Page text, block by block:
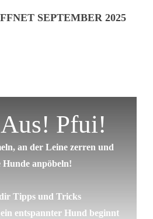
SEPTEMBER 2025
Pfui!
an der Leine zerren und
Hunde anpöbeln!
Tipps und Tricks
entspannter Hund beginnt